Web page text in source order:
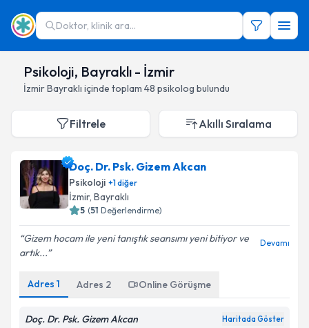
Doktor, klinik ara...
Psikoloji, Bayraklı - İzmir
İzmirBayraklı içinde toplam 48 psikolog bulundu
Filtrele Akıllı Sıralama
Doç. Dr. Psk. Gizem Akcan
Psikoloji +1diğer
İzmir, Bayraklı
5 (51 Değerlendirme)
Gizem hocam ile yeni tanıştık seansımı yeni bitiyor ve
artık...
Devamı
Adres 1 Adres 2 Online Görüşme
Doç. Dr. Psk. Gizem Akcan Haritada Göster